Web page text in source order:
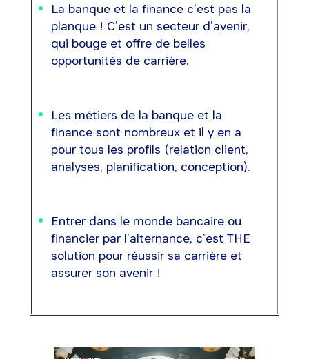
La banque et la finance c’est pas la
planque ! C’est un secteur d’avenir,
qui bouge et offre de belles
opportunités de carrière.
Les métiers de la banque et la
finance sont nombreux et il y en a
pour tous les profils (relation client,
analyses, planification, conception).
Entrer dans le monde bancaire ou
financier par l’alternance, c’est THE
solution pour réussir sa carrière et
assurer son avenir !